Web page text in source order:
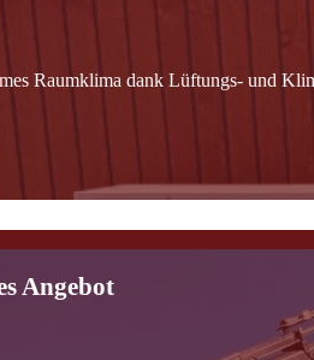
Raumklima dank Lüftungs- und
Angebot